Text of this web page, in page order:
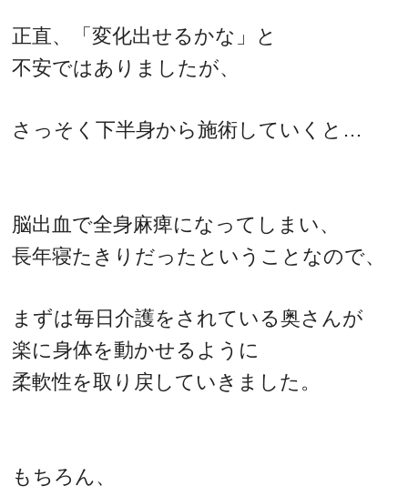
正直、「変化出せるかな」と
不安ではありましたが、
さっそく下半身から施術していくと…
脳出血で全身麻痺になってしまい、
長年寝たきりだったということなので、
まずは毎日介護をされている奥さんが
楽に身体を動かせるように
柔軟性を取り戻していきました。
もちろん、